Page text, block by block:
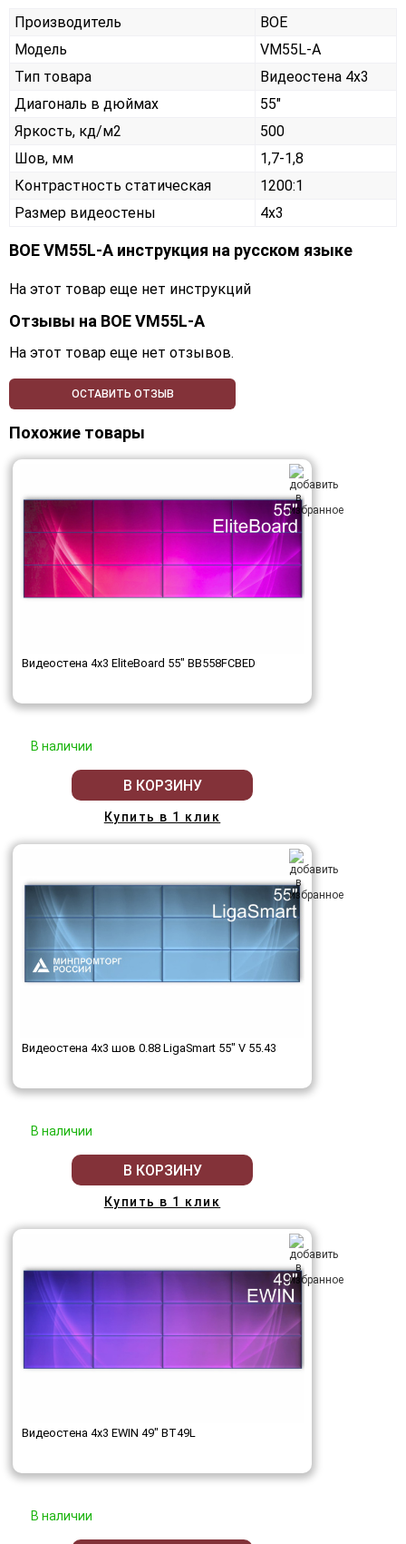
Производитель
BOE
Модель
VM55L-A
Тип товара
Видеостена 4х3
Диагональ в дюймах
55"
Яркость, кд/м2
500
Шов, мм
1,7-1,8
Контрастность статическая
1200:1
Размер видеостены
4x3
BOE VM55L-A инструкция на русском языке
На этот товар еще нет инструкций
Отзывы на BOE VM55L-A
На этот товар еще нет отзывов.
ОСТАВИТЬ ОТЗЫВ
Похожие товары
Видеостена 4x3 EliteBoard 55" BB558FCBED
В наличии
В КОРЗИНУ
Купить в 1 клик
Видеостена 4x3 шов 0.88 LigaSmart 55" V 55.43
В наличии
В КОРЗИНУ
Купить в 1 клик
Видеостена 4x3 EWIN 49" BT49L
В наличии